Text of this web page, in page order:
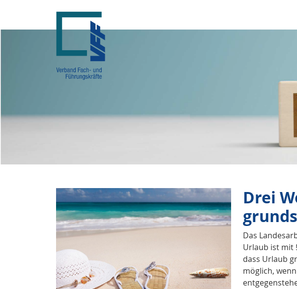
Drei
Das
Urlaub ist mit
dass Urlaub
möglich,